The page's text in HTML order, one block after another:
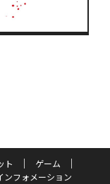
ト
ゲーム
ンフォメーション